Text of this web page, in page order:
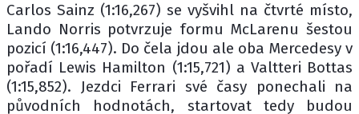
Carlos Sainz (1:16,267) se vyšvihl na čtvrté místo,
Lando Norris potvrzuje formu McLarenu šestou
pozicí (1:16,447). Do čela jdou ale oba Mercedesy v
pořadí Lewis Hamilton (1:15,721) a Valtteri Bottas
(1:15,852). Jezdci Ferrari své časy ponechali na
původních hodnotách, startovat tedy budou